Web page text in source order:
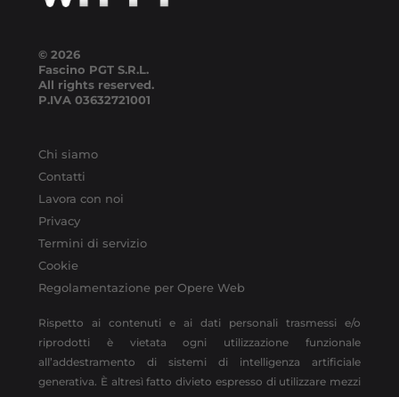
© 2026
Fascino PGT S.R.L.
All rights reserved.
P.IVA 03632721001
Chi siamo
Contatti
Lavora con noi
Privacy
Termini di servizio
Cookie
Regolamentazione per Opere Web
Rispetto ai contenuti e ai dati personali trasmessi e/o
riprodotti è vietata ogni utilizzazione funzionale
all’addestramento di sistemi di intelligenza artificiale
generativa. È altresì fatto divieto espresso di utilizzare mezzi